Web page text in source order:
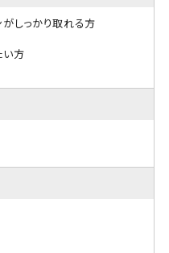
がしっかり取れる方
い方